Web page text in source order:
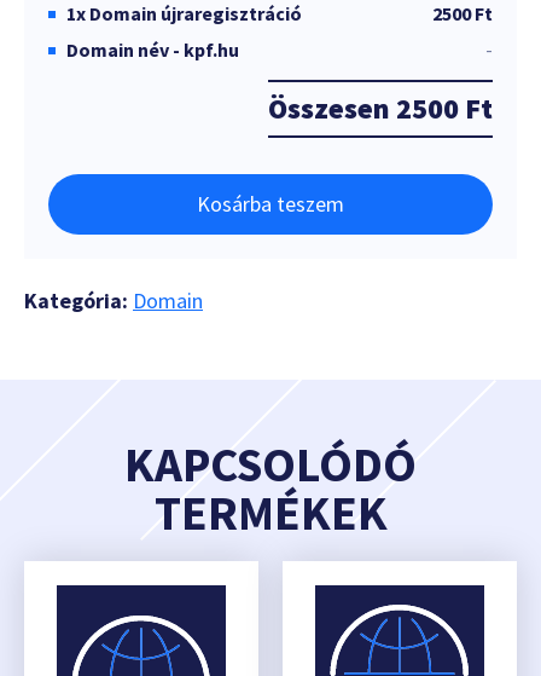
1x Domain újraregisztráció
2500 Ft
Domain név - kpf.hu
-
Összesen 2500 Ft
Kosárba teszem
Kategória: Domain
KAPCSOLÓDÓ
TERMÉKEK